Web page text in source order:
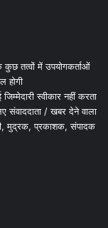
कुछ तत्वों में उपयोगकर्ताओं
होगी
स्वीकार नहीं करता
संवाददाता / खबर देने वाला
मुद्रक, प्रकाशक, संपादक